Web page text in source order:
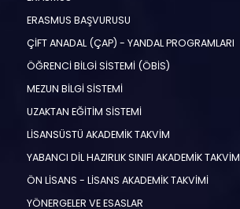
ERASMUS BAŞVURUSU
ÇİFT ANADAL (ÇAP) - YANDAL PROGRAMLARI
ÖĞRENCİ BİLGİ SİSTEMİ (ÖBİS)
MEZUN BİLGİ SİSTEMİ
UZAKTAN EĞİTİM SİSTEMİ
LİSANSÜSTÜ AKADEMİK TAKVİM
YABANCI DİL HAZIRLIK SINIFI AKADEMİK TAKVİM
ÖN LİSANS - LİSANS AKADEMİK TAKVİMİ
YÖNERGELER VE ESASLAR